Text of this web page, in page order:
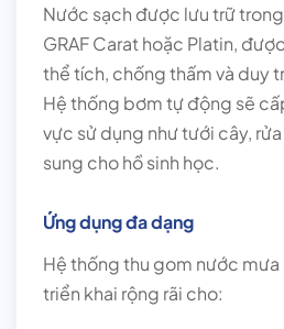
Nước sạch được lưu trữ
GRAF Carat hoặc Platin,
thể tích, chống thấm và duy
Hệ thống bơm tự động sẽ
vực sử dụng như tưới cây,
sung cho hồ sinh học.
Ứng dụng đa dạng
Hệ thống thu gom nước mưa
triển khai rộng rãi cho: